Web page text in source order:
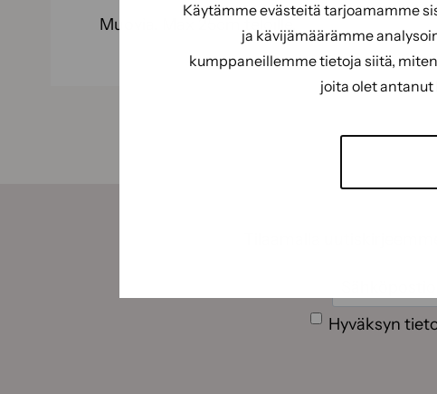
Käytämme evästeitä tarjoamamme
ja kävijämäärämme
kumppaneillemme tietoja siitä,
joita olet antanut
Muovia. Max 25cm teloille.
Tilaamalla
Suostumus
Hyväksyn